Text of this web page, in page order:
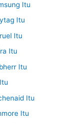
Itu
Itu
Itu
Itu
Itu
Itu
Itu